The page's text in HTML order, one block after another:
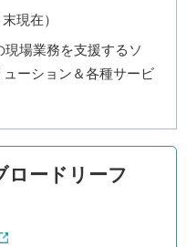
現在）
場業務を支援するソ
ーション＆各種サービ
ロードリーフ